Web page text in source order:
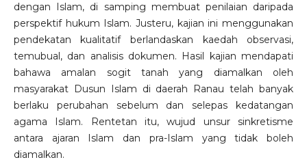
dengan Islam, di samping membuat penilaian daripada
perspektif hukum Islam. Justeru, kajian ini menggunakan
pendekatan kualitatif berlandaskan kaedah observasi,
temubual, dan analisis dokumen. Hasil kajian mendapati
bahawa amalan sogit tanah yang diamalkan oleh
masyarakat Dusun Islam di daerah Ranau telah banyak
berlaku perubahan sebelum dan selepas kedatangan
agama Islam. Rentetan itu, wujud unsur sinkretisme
antara ajaran Islam dan pra-Islam yang tidak boleh
diamalkan.